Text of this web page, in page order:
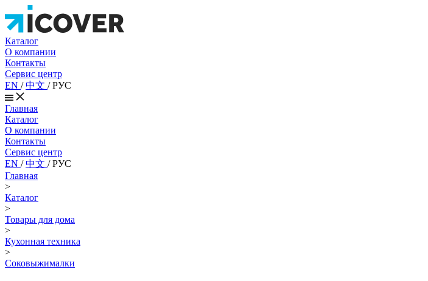
Каталог
О компании
Контакты
Сервис центр
EN /中文 /РУС
Главная
Каталог
О компании
Контакты
Сервис центр
EN /中文 /РУС
Главная
>
Каталог
>
Товары для дома
>
Кухонная техника
>
Соковыжималки